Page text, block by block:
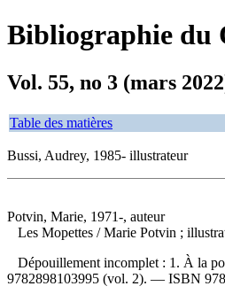
Bibliographie du
Vol. 55, no 3 (mars
Table des matières
Bussi, Audrey, 1985- illustrateur
Potvin, Marie, 1971-, auteur
Les Mopettes / Marie Potvin ;
Dépouillement incomplet : 1. À la
9782898103995 (vol. 2). — ISBN